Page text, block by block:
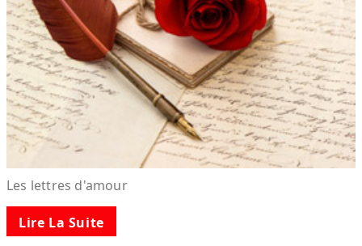
Les lettres d'amour
Lire La Suite